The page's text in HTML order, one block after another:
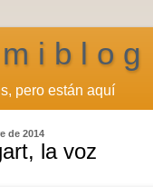
i b l o g
pero están aquí
de 2014
la voz